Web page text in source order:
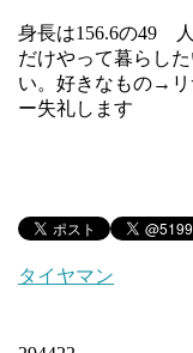
身長は156.6の49
だけやって暮らし
い。好きなもの→リ
ー失礼します
タイヤマン